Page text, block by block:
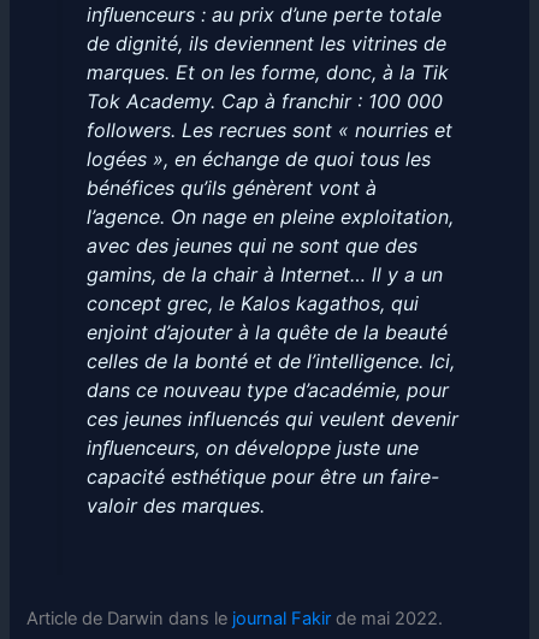
inﬂuenceurs : au prix d’une perte totale
de dignité, ils deviennent les vitrines de
marques. Et on les forme, donc, à la Tik
Tok Academy. Cap à franchir : 100 000
followers. Les recrues sont « nourries et
logées », en échange de quoi tous les
bénéfices qu’ils génèrent vont à
l’agence. On nage en pleine exploitation,
avec des jeunes qui ne sont que des
gamins, de la chair à Internet… ll y a un
concept grec, le Kalos kagathos, qui
enjoint d’ajouter à la quête de la beauté
celles de la bonté et de l’intelligence. Ici,
dans ce nouveau type d’académie, pour
ces jeunes influencés qui veulent devenir
inﬂuenceurs, on développe juste une
capacité esthétique pour être un faire-
valoir des marques.
Article de Darwin dans le journal Fakir de mai 2022.